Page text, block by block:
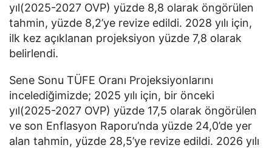
yıl(2025-2027 OVP) yüzde 8,8 olarak öngörülen
tahmin, yüzde 8,2’ye revize edildi. 2028 yılı için,
ilk kez açıklanan projeksiyon yüzde 7,8 olarak
belirlendi.
Sene Sonu TÜFE Oranı Projeksiyonlarını
incelediğimizde; 2025 yılı için, bir önceki
yıl(2025-2027 OVP) yüzde 17,5 olarak öngörülen
ve son Enflasyon Raporu’nda yüzde 24,0’de yer
alan tahmin, yüzde 28,5’ye revize edildi. 2026 yılı